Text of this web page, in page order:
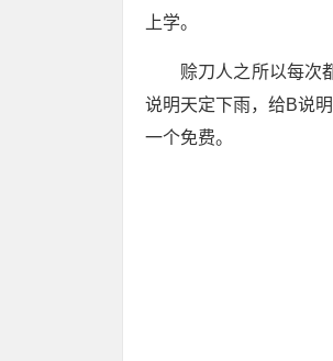
上学。
赊刀人之所以每次
说明天定下雨，给B说
一个免费。